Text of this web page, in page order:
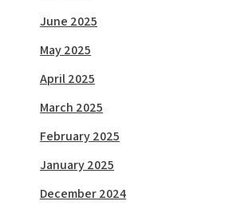
June 2025
May 2025
April 2025
March 2025
February 2025
January 2025
December 2024